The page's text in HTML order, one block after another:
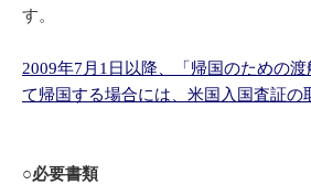
す。
2009年7月1日以降、「帰国のための
て帰国する場合には、米国入国査証の
○必要書類